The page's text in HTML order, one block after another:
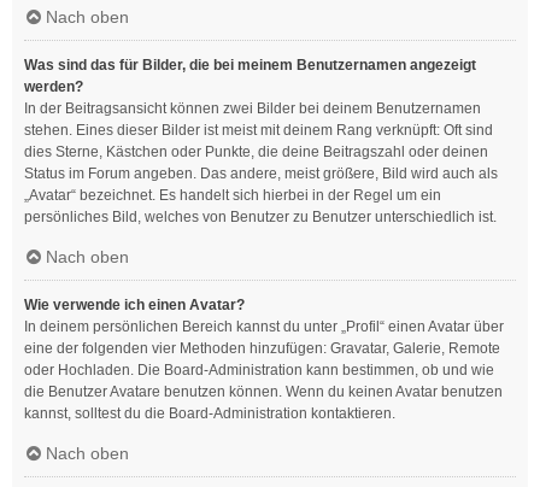
Nach oben
Was sind das für Bilder, die bei meinem Benutzernamen angezeigt
werden?
In der Beitragsansicht können zwei Bilder bei deinem Benutzernamen
stehen. Eines dieser Bilder ist meist mit deinem Rang verknüpft: Oft sind
dies Sterne, Kästchen oder Punkte, die deine Beitragszahl oder deinen
Status im Forum angeben. Das andere, meist größere, Bild wird auch als
„Avatar“ bezeichnet. Es handelt sich hierbei in der Regel um ein
persönliches Bild, welches von Benutzer zu Benutzer unterschiedlich ist.
Nach oben
Wie verwende ich einen Avatar?
In deinem persönlichen Bereich kannst du unter „Profil“ einen Avatar über
eine der folgenden vier Methoden hinzufügen: Gravatar, Galerie, Remote
oder Hochladen. Die Board-Administration kann bestimmen, ob und wie
die Benutzer Avatare benutzen können. Wenn du keinen Avatar benutzen
kannst, solltest du die Board-Administration kontaktieren.
Nach oben